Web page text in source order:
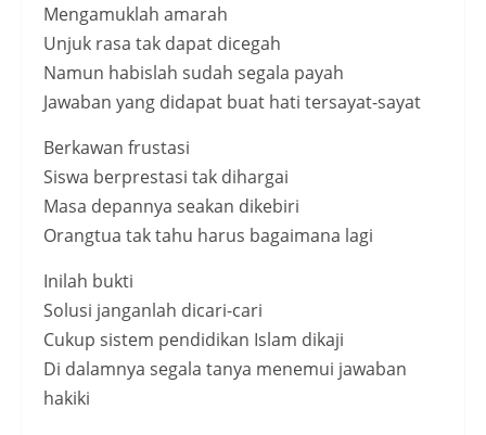
Mengamuklah amarah
Unjuk rasa tak dapat dicegah
Namun habislah sudah segala payah
Jawaban yang didapat buat hati tersayat-sayat
Berkawan frustasi
Siswa berprestasi tak dihargai
Masa depannya seakan dikebiri
Orangtua tak tahu harus bagaimana lagi
Inilah bukti
Solusi janganlah dicari-cari
Cukup sistem pendidikan Islam dikaji
Di dalamnya segala tanya menemui jawaban
hakiki